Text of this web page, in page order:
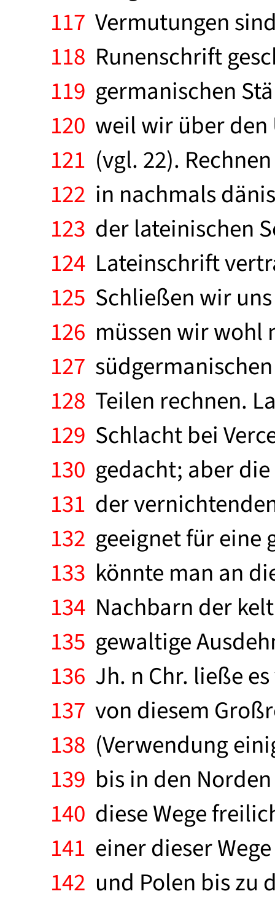
117 Vermutungen
118 Runenschrift
119 germanischen
120 weil wir über den
121 (vgl. 22).
122 in nachmals
123 der lateinischen
124 Lateinschrift
125 Schließen wir
126 müssen wir wohl
127
128 Teilen rechnen.
129 Schlacht bei
130 gedacht; aber
131 der
132 geeignet für eine
133 könnte man an
134 Nachbarn der
135 gewaltige
136 Jh. n Chr. ließe
137 von diesem
138 (Verwendung
139 bis in den
140 diese Wege
141 einer dieser
142 und Polen bis zu